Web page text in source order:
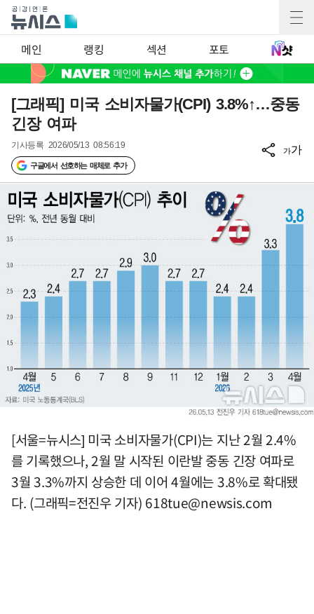
메인 랭킹 섹션 포토
[그래픽] 미국 소비자물가(CPI) 3.8%↑…중동
긴장 여파
기사등록 2026/05/13 08:56:19
구글에서 선호하는 매체로 추가
가가
[서울=뉴시스] 미국 소비자물가(CPI)는 지난 2월 2.4%
를 기록했으나, 2월 말 시작된 이란발 중동 긴장 여파로
3월 3.3%까지 상승한 데 이어 4월에는 3.8%로 확대됐
다. (그래픽=전진우 기자) 618tue@newsis.com